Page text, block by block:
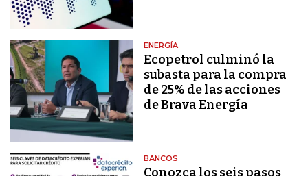
ENERGÍA
Ecopetrol culminó la
subasta para la compra
de 25% de las acciones
de Brava Energía
BANCOS
Conozca los seis pasos